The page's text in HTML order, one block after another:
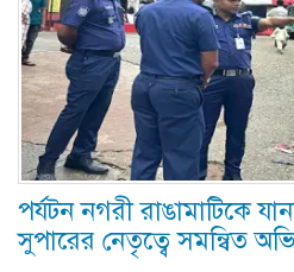
পর্যটন নগরী রাঙামাটিকে
সুপারের নেতৃত্বে সমন্বিত